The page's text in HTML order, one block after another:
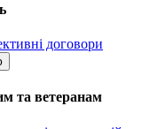
договори
та ветеранам